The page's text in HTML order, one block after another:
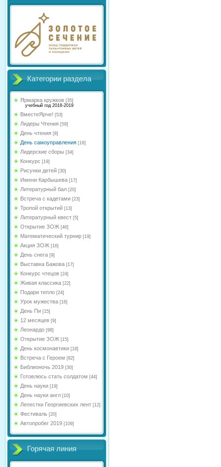
Категории раздела
Ярмарка кружков [35]
учебный год 2018-2019
ВместеЯрче! [53]
Лидеры Чтения [59]
День чтения [8]
День самоуправления [16]
Лидерские сборы [34]
Конкурс [19]
Рисунки детей [30]
Имени Карбышева [17]
Литературный бал [20]
Встреча с кадетами [23]
Тропой открытий [13]
Литературный квест [5]
Открытие ЗОЖ [46]
Математический турнир [19]
Акция ЗОЖ [16]
День снега [9]
Выставка Бажова [17]
Конкурс чтецов [24]
Живая классика [22]
Подари тепло [24]
Урок мужества [16]
День Пи [15]
12 месяцев [9]
Леонардо [98]
Открытие ЗОЖ [15]
День космонавтики [18]
Встреча с Героем [82]
Библионочь 2019 [30]
Готовлюсь стать солдатом [44]
День науки [19]
День науки англ [10]
Лепестки Георгиевских лент [12]
Фестиваль [20]
Автопробег 2019 [109]
Горячая линия